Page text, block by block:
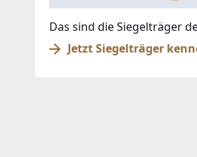
Das sind die Siegelträger
Jetzt Siegelträger